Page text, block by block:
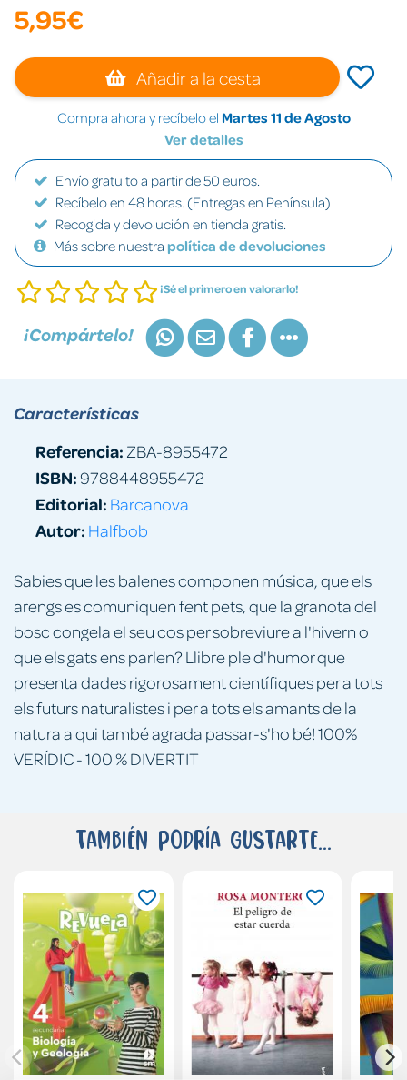
5,95€
Añadir a la cesta
Compra ahora y recíbelo el Martes 11 de Agosto
Ver detalles
Envío gratuito a partir de 50 euros.
Recíbelo en 48 horas. (Entregas en Península)
Recogida y devolución en tienda gratis.
Más sobre nuestra política de devoluciones
¡Sé el primero en valorarlo!
¡Compártelo!
Sabies que les balenes componen música, que els
arengs es comuniquen fent pets, que la granota del
bosc congela el seu cos per sobreviure a l'hivern o
que els gats ens parlen? Llibre ple d'humor que
presenta dades rigorosament científiques per a tots
els futurs naturalistes i per a tots els amants de la
natura a qui també agrada passar-s'ho bé! 100%
VERÍDIC - 100 % DIVERTIT
Características
Referencia: ZBA-8955472
ISBN:9788448955472
Editorial: Barcanova
Autor: Halfbob
También podría gustarte...